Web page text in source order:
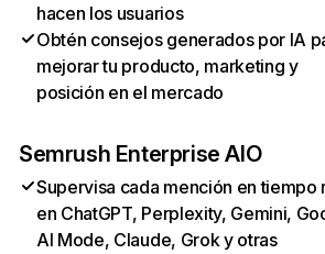
hacen los usuarios
Obtén consejos generados por IA
mejorar tu producto, marketing y
posición en el mercado
Semrush Enterprise AIO
Supervisa cada mención en tiempo
en ChatGPT, Perplexity, Gemini,
AI Mode, Claude, Grok y otras